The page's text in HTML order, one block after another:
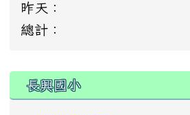
昨天：
總計：
:::
長興國小